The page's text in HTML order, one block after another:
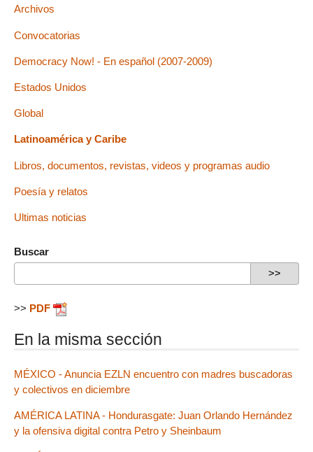
Archivos
Convocatorias
Democracy Now! - En español (2007-2009)
Estados Unidos
Global
Latinoamérica y Caribe
Libros, documentos, revistas, videos y programas audio
Poesía y relatos
Ultimas noticias
Buscar
>> PDF
En la misma sección
MÉXICO - Anuncia EZLN encuentro con madres buscadoras
y colectivos en diciembre
AMÉRICA LATINA - Hondurasgate: Juan Orlando Hernández
y la ofensiva digital contra Petro y Sheinbaum